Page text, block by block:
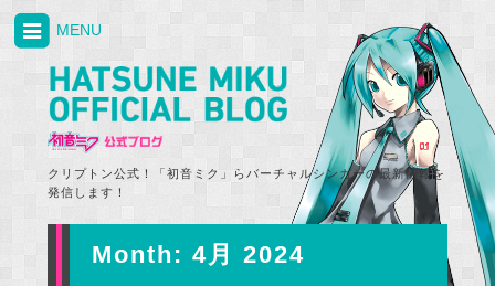
クリプトン公式！「初音ミク」らバーチャルシンガーの最新情報を
発信します！
MENU
Month: 4月 2024